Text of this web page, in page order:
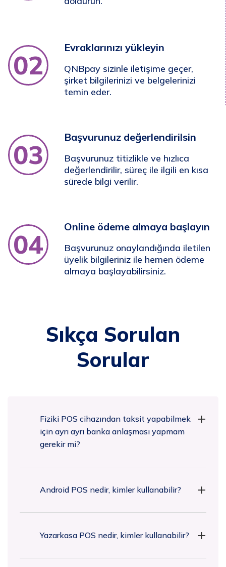
02
Evraklarınızı yükleyin
QNBpay sizinle iletişime geçer,
şirket bilgilerinizi ve belgelerinizi
temin eder.
03
Başvurunuz değerlendirilsin
Başvurunuz titizlikle ve hızlıca
değerlendirilir, süreç ile ilgili en kısa
sürede bilgi verilir.
04
Online ödeme almaya başlayın
Başvurunuz onaylandığında iletilen
üyelik bilgileriniz ile hemen ödeme
almaya başlayabilirsiniz.
Sıkça Sorulan
Sorular
Fiziki POS cihazından taksit yapabilmek
için ayrı ayrı banka anlaşması yapmam
gerekir mi?
Android POS nedir, kimler kullanabilir?
Yazarkasa POS nedir, kimler kullanabilir?